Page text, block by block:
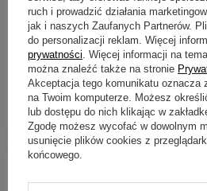
- kolor 10
23,90 zł
Kup za: 788.70PKT punktów
Ilość produktówDO KOSZYKA
-
ruch i prowadzić działania
jak i naszych Zaufanych Partnerów.
do personalizacji reklam. Więcej
prywatności . Więcej informacji na
można znaleźć także na stronie
Akceptacja tego komunikatu oznacza
na Twoim komputerze. Możesz
lub dostępu do nich klikając w
Zgodę możesz wycofać w dowolnym
usunięcie plików cookies z
końcowego.